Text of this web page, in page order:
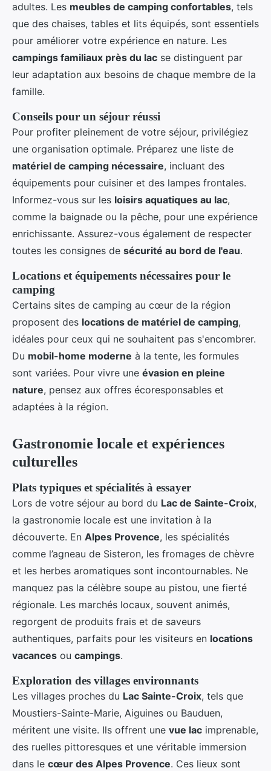
adultes. Les meubles de camping confortables, tels
que des chaises, tables et lits équipés, sont essentiels
pour améliorer votre expérience en nature. Les
campings familiaux près du lac se distinguent par
leur adaptation aux besoins de chaque membre de la
famille.
Conseils pour un séjour réussi
Pour profiter pleinement de votre séjour, privilégiez
une organisation optimale. Préparez une liste de
matériel de camping nécessaire, incluant des
équipements pour cuisiner et des lampes frontales.
Informez-vous sur les loisirs aquatiques au lac,
comme la baignade ou la pêche, pour une expérience
enrichissante. Assurez-vous également de respecter
toutes les consignes de sécurité au bord de l'eau.
Locations et équipements nécessaires pour le
camping
Certains sites de camping au cœur de la région
proposent des locations de matériel de camping,
idéales pour ceux qui ne souhaitent pas s'encombrer.
Du mobil-home moderne à la tente, les formules
sont variées. Pour vivre une évasion en pleine
nature, pensez aux offres écoresponsables et
adaptées à la région.
Gastronomie locale et expériences
culturelles
Plats typiques et spécialités à essayer
Lors de votre séjour au bord du Lac de Sainte-Croix,
la gastronomie locale est une invitation à la
découverte. En Alpes Provence, les spécialités
comme l’agneau de Sisteron, les fromages de chèvre
et les herbes aromatiques sont incontournables. Ne
manquez pas la célèbre soupe au pistou, une fierté
régionale. Les marchés locaux, souvent animés,
regorgent de produits frais et de saveurs
authentiques, parfaits pour les visiteurs en locations
vacances ou campings.
Exploration des villages environnants
Les villages proches du Lac Sainte-Croix, tels que
Moustiers-Sainte-Marie, Aiguines ou Bauduen,
méritent une visite. Ils offrent une vue lac imprenable,
des ruelles pittoresques et une véritable immersion
dans le cœur des Alpes Provence. Ces lieux sont